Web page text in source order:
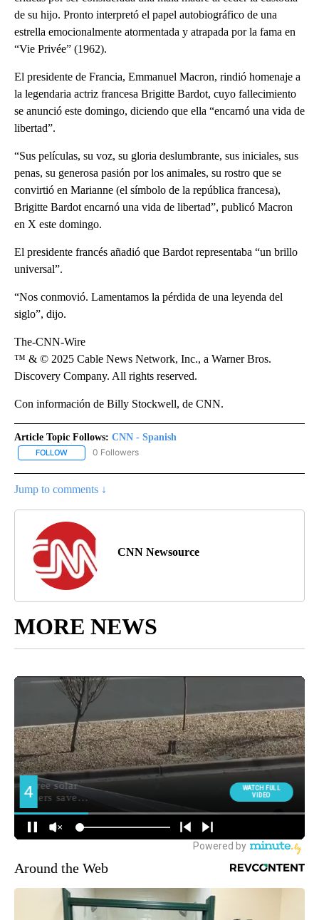
de su hijo. Pronto interpretó el papel autobiográfico de una
estrella emocionalmente atormentada y atrapada por la fama en
“Vie Privée” (1962).
El presidente de Francia, Emmanuel Macron, rindió homenaje a
la legendaria actriz francesa Brigitte Bardot, cuyo fallecimiento
se anunció este domingo, diciendo que ella “encarnó una vida de
libertad”.
“Sus películas, su voz, su gloria deslumbrante, sus iniciales, sus
penas, su generosa pasión por los animales, su rostro que se
convirtió en Marianne (el símbolo de la república francesa),
Brigitte Bardot encarnó una vida de libertad”, publicó Macron
en X este domingo.
El presidente francés añadió que Bardot representaba “un brillo
universal”.
“Nos conmovió. Lamentamos la pérdida de una leyenda del
siglo”, dijo.
The-CNN-Wire
™ & © 2025 Cable News Network, Inc., a Warner Bros.
Discovery Company. All rights reserved.
Con información de Billy Stockwell, de CNN.
Article Topic Follows: CNN - Spanish
FOLLOW FOLLOW "CNN - SPANISH" TO RECEIVE NOTIFICATIONS ABOUT
0 Followers
Jump to comments ↓
CNN Newsource
MORE NEWS
Around the Web